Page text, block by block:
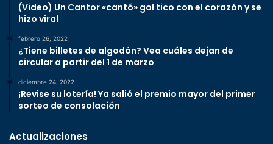
(Video) Un Cantor «cantó» gol tico con el corazón y se
hizo viral
febrero 26, 2022
¿Tiene billetes de algodón? Vea cuáles dejan de
circular a partir del 1 de marzo
diciembre 24, 2022
¡Revise su lotería! Ya salió el premio mayor del primer
sorteo de consolación
Actualizaciones